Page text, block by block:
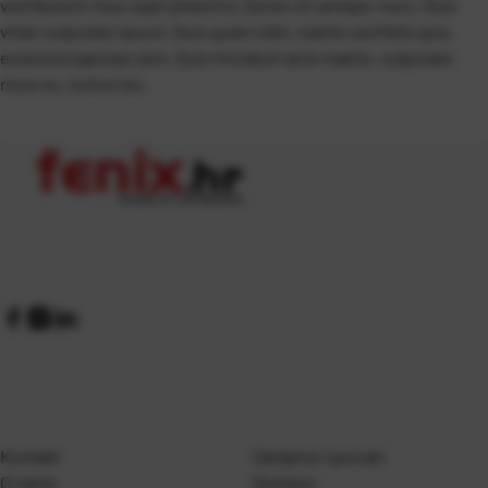
vestibulum risus eget pharetra. Donec et semper nunc. Duis
vitae vulputate ipsum. Duis quam nibh, mattis sed felis quis,
euismod egestas sem. Duis tincidunt ante mattis, vulputate
risus eu, luctus leo.
Kontakt
O nama